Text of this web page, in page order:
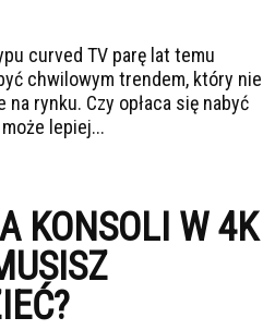
curved TV parę lat temu
chwilowym trendem, który nie
na rynku. Czy opłaca się nabyć
lepiej...
KONSOLI W 4K